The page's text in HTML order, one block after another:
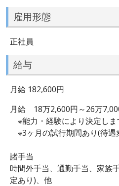
雇用形態
正社員
給与
月給 182,600円
月給 18万2,600円～26万
※能力・経験により決定しま
※3ヶ月の試行期間あり(待遇
諸手当
時間外手当、通勤手当、家族
定あり)、他